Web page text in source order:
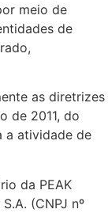
meio de
de
as diretrizes
de 2011, do
a atividade de
da PEAK
(CNPJ nº